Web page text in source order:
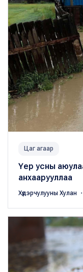
Цаг агаар
Үер усны
анхаарууллаа
Хүдэрчулууны Хулан